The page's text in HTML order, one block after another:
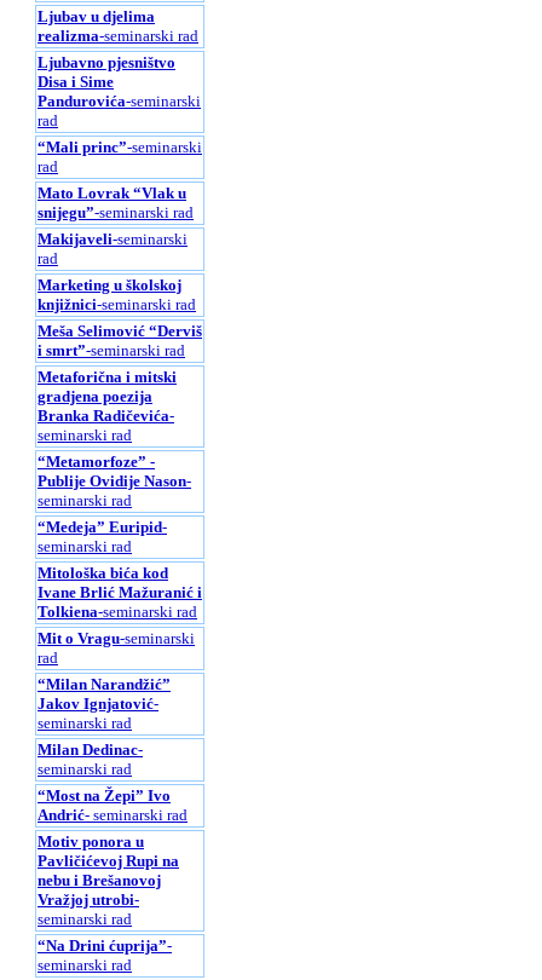
Ljubav u djelima
realizma-seminarski rad
Ljubavno pjesništvo
Disa i Sime
Pandurovića-seminarski
rad
“Mali princ”-seminarski
rad
Mato Lovrak “Vlak u
snijegu”-seminarski rad
Makijaveli-seminarski
rad
Marketing u školskoj
knjižnici-seminarski rad
Meša Selimović “Derviš
i smrt”-seminarski rad
Metaforična i mitski
gradjena poezija
Branka Radičevića-
seminarski rad
“Metamorfoze” -
Publije Ovidije Nason-
seminarski rad
“Medeja” Euripid-
seminarski rad
Mitološka bića kod
Ivane Brlić Mažuranić i
Tolkiena-seminarski rad
Mit o Vragu-seminarski
rad
“Milan Narandžić”
Jakov Ignjatović-
seminarski rad
Milan Dedinac-
seminarski rad
“Most na Žepi” Ivo
Andrić- seminarski rad
Motiv ponora u
Pavličićevoj Rupi na
nebu i Brešanovoj
Vražjoj utrobi-
seminarski rad
“Na Drini ćuprija”-
seminarski rad